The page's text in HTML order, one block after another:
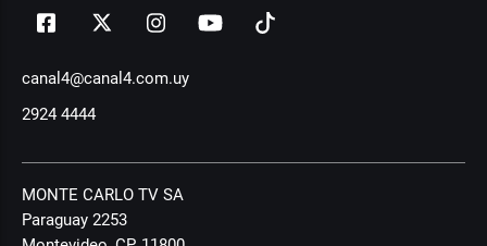
canal4@canal4.com.uy
2924 4444
MONTE CARLO TV SA
Paraguay 2253